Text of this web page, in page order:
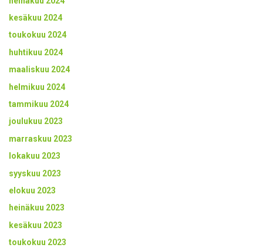
kesäkuu 2024
toukokuu 2024
huhtikuu 2024
maaliskuu 2024
helmikuu 2024
tammikuu 2024
joulukuu 2023
marraskuu 2023
lokakuu 2023
syyskuu 2023
elokuu 2023
heinäkuu 2023
kesäkuu 2023
toukokuu 2023